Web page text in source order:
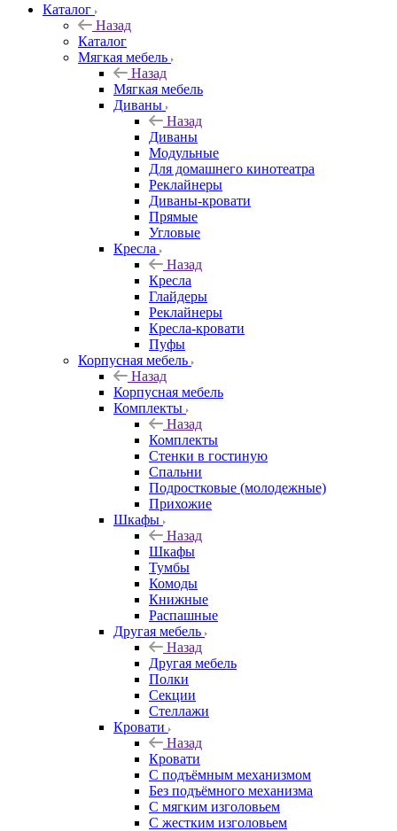
Каталог
Назад
Каталог
Мягкая мебель
Назад
Мягкая мебель
Диваны
Назад
Диваны
Модульные
Для домашнего кинотеатра
Реклайнеры
Диваны-кровати
Прямые
Угловые
Кресла
Назад
Кресла
Глайдеры
Реклайнеры
Кресла-кровати
Пуфы
Корпусная мебель
Назад
Корпусная мебель
Комплекты
Назад
Комплекты
Стенки в гостиную
Спальни
Подростковые (молодежные)
Прихожие
Шкафы
Назад
Шкафы
Тумбы
Комоды
Книжные
Распашные
Другая мебель
Назад
Другая мебель
Полки
Секции
Стеллажи
Кровати
Назад
Кровати
С подъёмным механизмом
Без подъёмного механизма
С мягким изголовьем
С жестким изголовьем